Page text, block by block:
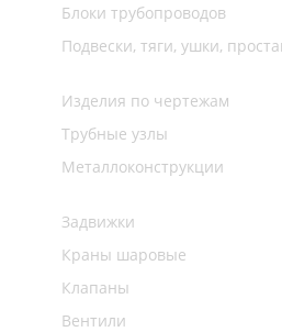
Блоки трубопроводов
Подвески, тяги, ушки,
Изделия по чертежам
Трубные узлы
Металлоконструкции
Задвижки
Краны шаровые
Клапаны
Вентили